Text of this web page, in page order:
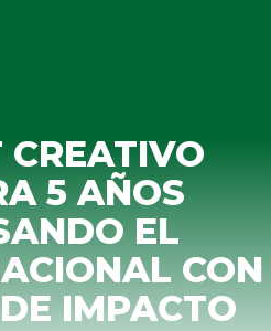
5 AÑOS
EL
CON
IMPACTO